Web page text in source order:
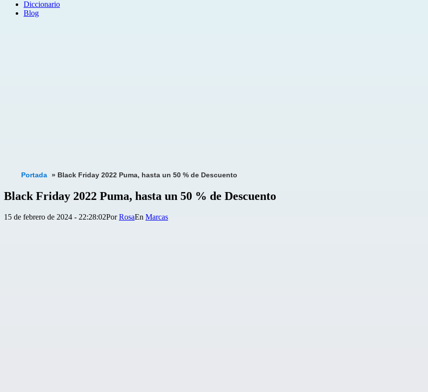
Diccionario
Blog
Portada » Black Friday 2022 Puma, hasta un 50 % de Descuento
Black Friday 2022 Puma, hasta un 50 % de Descuento
Publicada
15 de febrero de 2024 - 22:28:02PorRosa
Categorizado
Marcas